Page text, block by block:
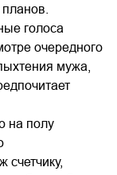
голоса
очередного
мужа,
на полу